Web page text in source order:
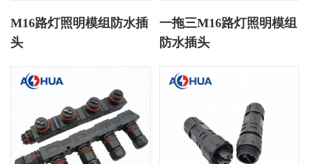
M16路灯照明模组防水插
头
一拖三M16路灯照明模组
防水插头